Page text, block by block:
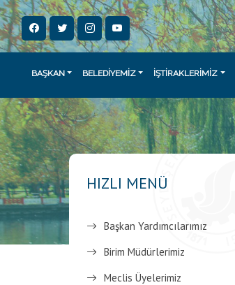
BAŞKAN BELEDİYEMİZ İŞTİRAKLERİMİZ
HIZLI MENÜ
Başkan Yardımcılarımız
Birim Müdürlerimiz
Meclis Üyelerimiz